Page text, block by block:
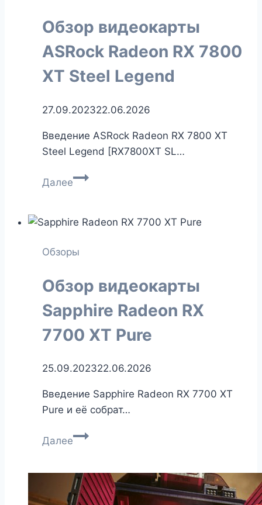
GeForce
RTX
40-
серии
Обзор видеокарты
ASRock Radeon RX 7800
XT Steel Legend
27.09.202322.06.2026
Введение ASRock Radeon RX 7800 XT
Steel Legend [RX7800XT SL…
ДалееОбзор
Radeon
7800
Steel
Legend
Обзоры
Обзор видеокарты
Sapphire Radeon RX
7700 XT Pure
25.09.202322.06.2026
Введение Sapphire Radeon RX 7700 XT
Pure и её собрат…
ДалееОбзор
Radeon
RX